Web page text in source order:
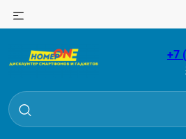
+7
Для клиентов всех банков
Разбейте